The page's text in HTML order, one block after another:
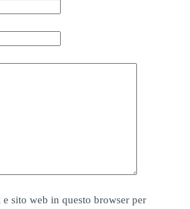
sito web in questo browser per